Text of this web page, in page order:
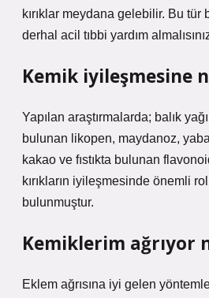
kırıklar meydana gelebilir. Bu tür
derhal acil tıbbi yardım
Kemik iyileşmesine
Yapılan araştırmalarda; balık
bulunan likopen, maydanoz,
kakao ve fıstıkta bulunan
kırıkların iyileşmesinde önemli rol
bulunmuştur.
Kemiklerim ağrıyor
Eklem ağrısına iyi gelen